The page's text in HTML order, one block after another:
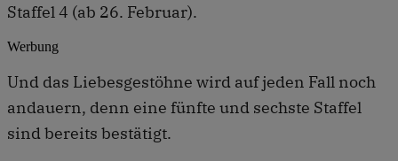
Staffel 4 (ab 26. Februar).
Werbung
Und das Liebesgestöhne wird auf jeden Fall noch
andauern, denn eine fünfte und sechste Staffel
sind bereits bestätigt.